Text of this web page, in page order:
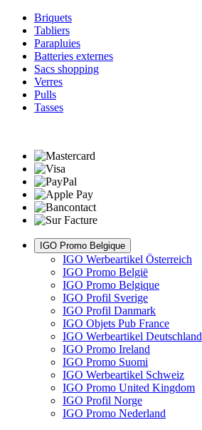
Briquets
Tabliers
Parapluies
Batteries externes
Sacs shopping
Verres
Pulls
Tasses
IGO Promo Belgique
IGO Werbeartikel Österreich
IGO Promo België
IGO Promo Belgique
IGO Profil Sverige
IGO Profil Danmark
IGO Objets Pub France
IGO Werbeartikel Deutschland
IGO Promo Ireland
IGO Promo Suomi
IGO Werbeartikel Schweiz
IGO Promo United Kingdom
IGO Profil Norge
IGO Promo Nederland